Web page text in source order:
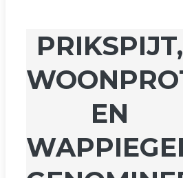
PRIKSPIJT,
EN